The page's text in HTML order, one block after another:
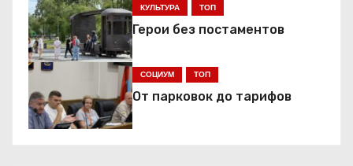
и
я
п
о
КУЛЬТУРА ТОП
Герои без постаментов
СОЦИУМ ТОП
От парковок до тарифов